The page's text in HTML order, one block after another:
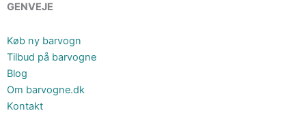
GENVEJE
Køb ny barvogn
Tilbud på barvogne
Blog
Om barvogne.dk
Kontakt